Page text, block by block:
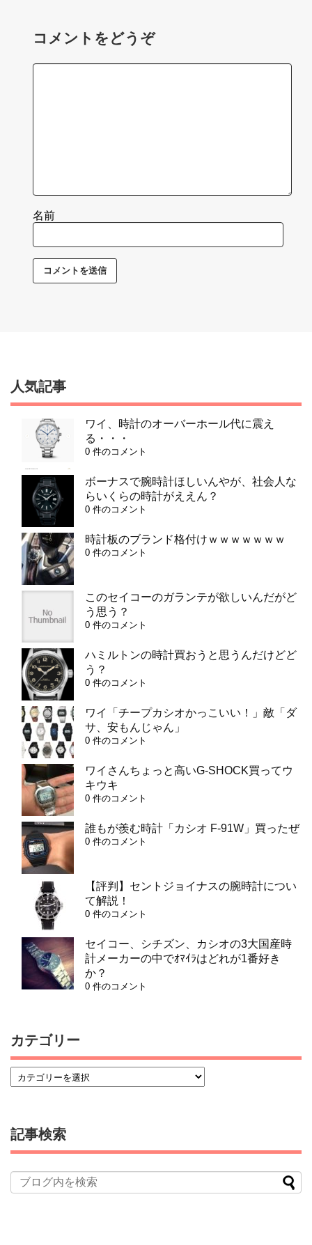
コメントをどうぞ
名前
人気記事
ワイ、時計のオーバーホール代に震え
る・・・
0 件のコメント
ボーナスで腕時計ほしいんやが、社会人な
らいくらの時計がええん？
0 件のコメント
時計板のブランド格付けｗｗｗｗｗｗｗ
0 件のコメント
このセイコーのガランテが欲しいんだがど
う思う？
0 件のコメント
ハミルトンの時計買おうと思うんだけどど
う？
0 件のコメント
ワイ「チープカシオかっこいい！」敵「ダ
サ、安もんじゃん」
0 件のコメント
ワイさんちょっと高いG-SHOCK買ってウ
キウキ
0 件のコメント
誰もが羨む時計「カシオ F-91W」買ったぜ
0 件のコメント
【評判】セントジョイナスの腕時計につい
て解説！
0 件のコメント
セイコー、シチズン、カシオの3大国産時
計メーカーの中でｵﾏｲﾗはどれが1番好き
か？
0 件のコメント
カテゴリー
記事検索